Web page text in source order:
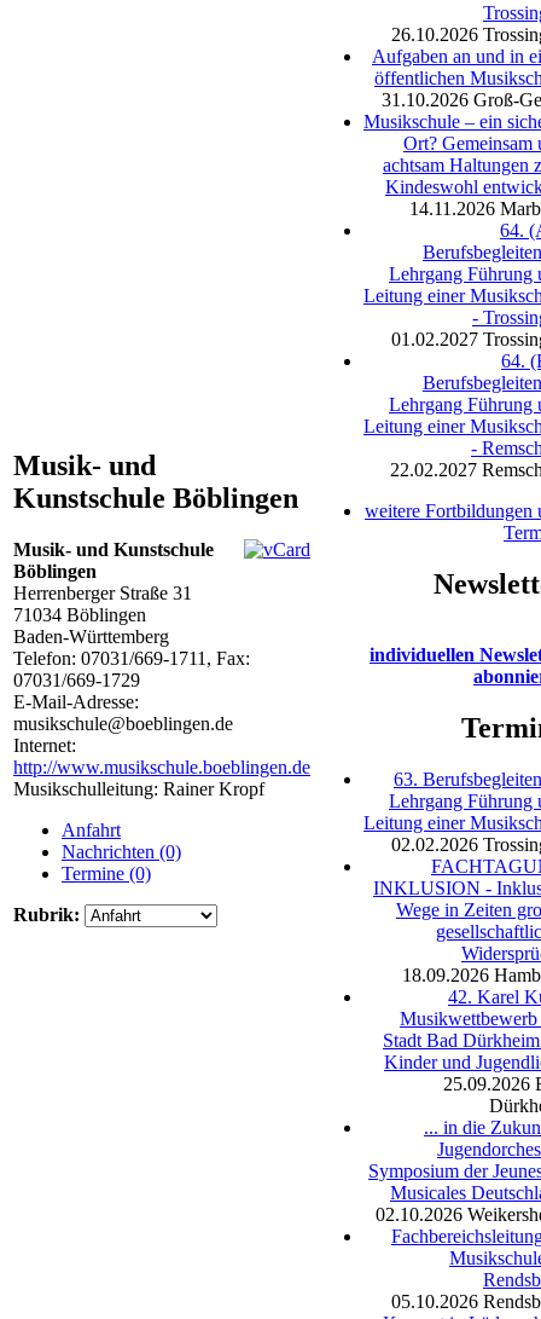
Musik- und
Kunstschule Böblingen
Musik- und Kunstschule
Böblingen
Herrenberger Straße 31
71034 Böblingen
Baden-Württemberg
Telefon: 07031/669-1711 , Fax:
07031/669-1729
E-Mail-Adresse:
musikschule@boeblingen.de
Internet:
http://www.musikschule.boeblingen.de
Musikschulleitung: Rainer Kropf
Anfahrt
Nachrichten (0)
Termine (0)
Rubrik:
26.10.2026
Aufgaben an und in
öffentlichen
31.10.2026 Groß-
Musikschule – ein
Ort? Gemeinsam
achtsam Haltungen
Kindeswohl
14.11.2026
64.
Lehrgang Führung
Leitung einer
-
01.02.2027
64.
Lehrgang Führung
Leitung einer
-
22.02.2027
weitere Fortbildungen
individuellen
63.
Lehrgang Führung
Leitung einer
02.02.2026
INKLUSION -
Wege in Zeiten
18.09.2026
42. Karel
Musikwettbewerb
Stadt Bad
Kinder und
25.09.2026
... in die
Symposium der
Musicales
02.10.2026
05.10.2026